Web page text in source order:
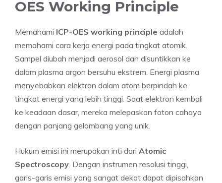
OES Working Principle
Memahami ICP-OES working principle adalah
memahami cara kerja energi pada tingkat atomik.
Sampel diubah menjadi aerosol dan disuntikkan ke
dalam plasma argon bersuhu ekstrem. Energi plasma
menyebabkan elektron dalam atom berpindah ke
tingkat energi yang lebih tinggi. Saat elektron kembali
ke keadaan dasar, mereka melepaskan foton cahaya
dengan panjang gelombang yang unik.
Hukum emisi ini merupakan inti dari Atomic
Spectroscopy . Dengan instrumen resolusi tinggi,
garis-garis emisi yang sangat dekat dapat dipisahkan